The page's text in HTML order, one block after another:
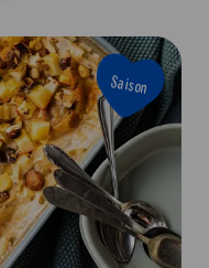
Saison